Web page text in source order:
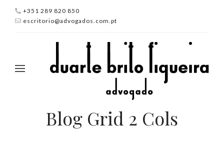
+351 289 820 850
escritorio@advogados.com.pt
Blog Grid 2 Cols